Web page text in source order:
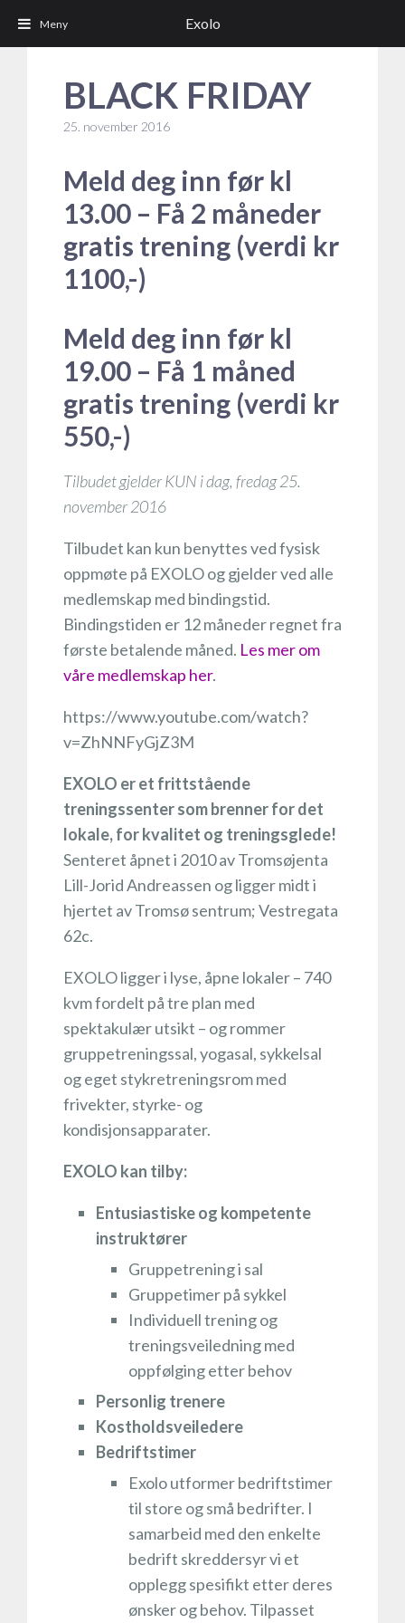
BLACK FRIDAY
25. november 2016
Meld deg inn før kl
13.00 – Få 2 måneder
gratis trening (verdi kr
1100,-)
Meld deg inn før kl
19.00 – Få 1 måned
gratis trening (verdi kr
550,-)
Tilbudet gjelder KUN i dag, fredag 25.
november 2016
Tilbudet kan kun benyttes ved fysisk
oppmøte på EXOLO og gjelder ved alle
medlemskap med bindingstid.
Bindingstiden er 12 måneder regnet fra
første betalende måned. Les mer om
våre medlemskap her.
https://www.youtube.com/watch?
v=ZhNNFyGjZ3M
EXOLO er et frittstående
treningssenter som brenner for det
lokale, for kvalitet og treningsglede!
Senteret åpnet i 2010 av Tromsøjenta
Lill-Jorid Andreassen og ligger midt i
hjertet av Tromsø sentrum; Vestregata
62c.
EXOLO ligger i lyse, åpne lokaler – 740
kvm fordelt på tre plan med
spektakulær utsikt – og rommer
gruppetreningssal, yogasal, sykkelsal
og eget stykretreningsrom med
frivekter, styrke- og
kondisjonsapparater.
EXOLO kan tilby:
Entusiastiske og kompetente
instruktører
Gruppetrening i sal
Gruppetimer på sykkel
Individuell trening og
treningsveiledning med
oppfølging etter behov
Personlig trenere
Kostholdsveiledere
Bedriftstimer
Exolo utformer bedriftstimer
til store og små bedrifter. I
samarbeid med den enkelte
bedrift skreddersyr vi et
opplegg spesifikt etter deres
ønsker og behov. Tilpasset
Exolo